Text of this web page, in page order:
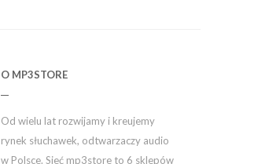
O MP3STORE
Od wielu lat rozwijamy i kreujemy
rynek słuchawek, odtwarzaczy audio
w Polsce. Sieć mp3store to 6 sklepów